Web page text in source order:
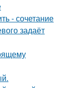
- сочетание
задаёт